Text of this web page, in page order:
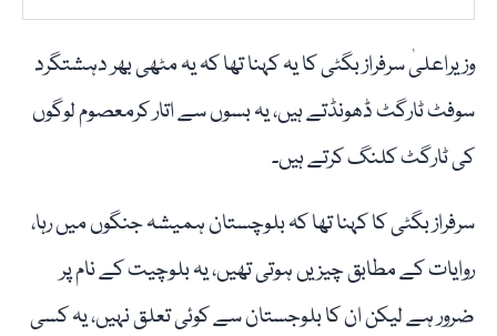
وزیراعلیٰ سرفراز بگٹی کا یہ کہنا تھا کہ یہ مٹھی بھر دہشتگرد
سوفٹ ٹارگٹ ڈھونڈتے ہیں، یہ بسوں سے اتار کرمعصوم لوگوں
کی ٹارگٹ کلنگ کرتے ہیں۔
سرفراز بگٹی کا کہنا تھا کہ بلوچستان ہمیشہ جنگوں میں رہا،
روایات کے مطابق چیزیں ہوتی تھیں، یہ بلوچیت کے نام پر
ضرور ہے لیکن ان کا بلوجستان سے کوئی تعلق نہیں، یہ کسی